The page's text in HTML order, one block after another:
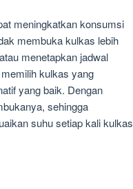
meningkatkan konsumsi
membuka kulkas lebih
menetapkan jadwal
kulkas yang
yang baik. Dengan
sehingga
suhu setiap kali kulkas